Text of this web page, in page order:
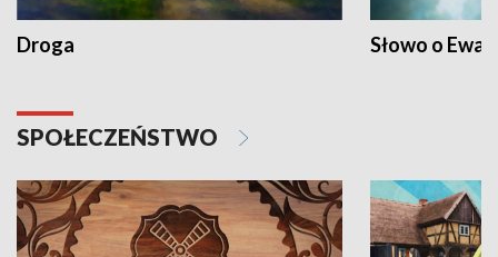
Droga Słowo o
SPOŁECZEŃSTWO